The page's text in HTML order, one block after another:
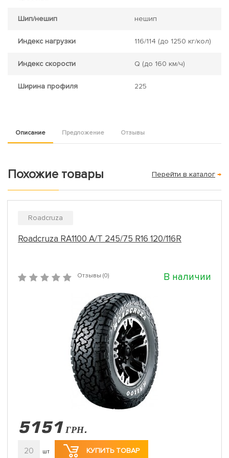
Шип/нешип нешип
Индекс нагрузки 116/114 (до 1250 кг/кол)
Индекс скорости Q (до 160 км/ч)
Ширина профиля 225
Описание Предложение Отзывы
Похожие товары Перейти в каталог →
Roadcruza
Roadcruza RA1100 A/T 245/75 R16 120/116R
Отзывы (0) В наличии
5151 ГРН.
20 шт КУПИТЬ ТОВАР